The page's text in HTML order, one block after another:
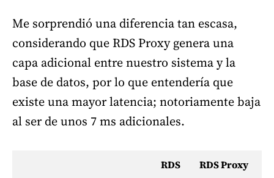
Me sorprendió una diferencia tan escasa,
considerando que RDS Proxy genera una
capa adicional entre nuestro sistema y la
base de datos, por lo que entendería que
existe una mayor latencia; notoriamente baja
al ser de unos 7 ms adicionales.
RDS RDS Proxy